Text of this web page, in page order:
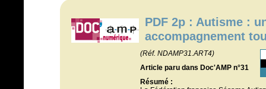
PDF 2p : Autisme :
accompagnement
(Réf. NDAMP31.ART4)
Article paru dans Doc'AMP n°31
Résumé :